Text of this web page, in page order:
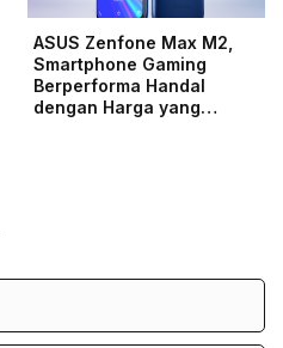
ASUS Zenfone Max M2,
Smartphone Gaming
Berperforma Handal
dengan Harga yang…